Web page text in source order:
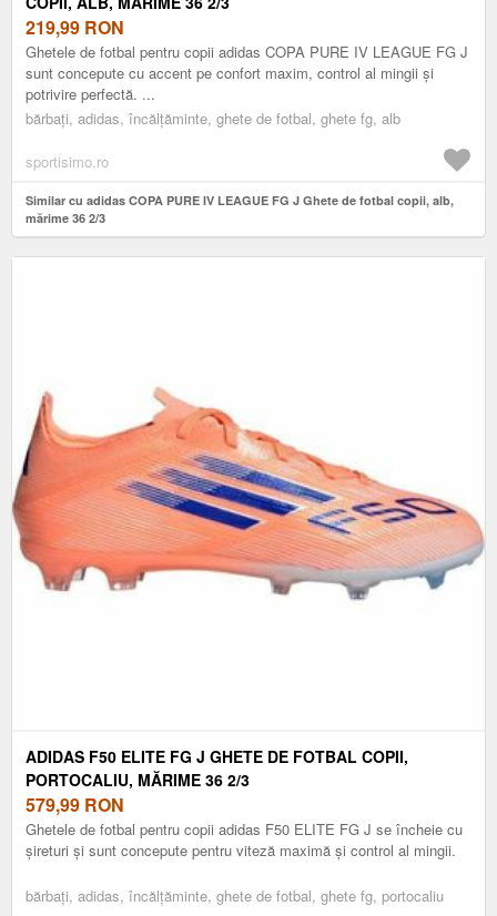
219,99 RON
Ghetele de fotbal pentru copii adidas COPA PURE IV LEAGUE FG J
sunt concepute cu accent pe confort maxim, control al mingii și
potrivire perfectă. ...
bărbați, adidas, încălțăminte, ghete de fotbal, ghete fg, alb
sportisimo.ro
Similar cu adidas COPA PURE IV LEAGUE FG J Ghete de fotbal copii, alb,
mărime 36 2/3
ADIDAS F50 ELITE FG J GHETE DE FOTBAL COPII,
PORTOCALIU, MĂRIME 36 2/3
579,99 RON
Ghetele de fotbal pentru copii adidas F50 ELITE FG J se încheie cu
șireturi și sunt concepute pentru viteză maximă și control al mingii.
bărbați, adidas, încălțăminte, ghete de fotbal, ghete fg, portocaliu